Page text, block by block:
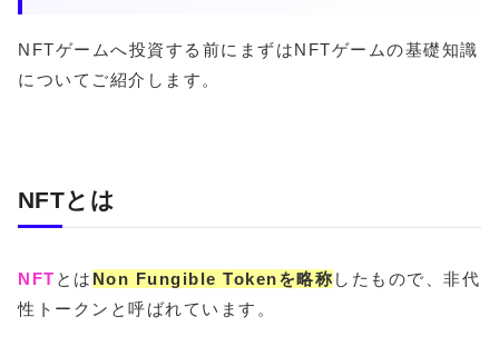
NFTゲームへ投資する前にまずはNFTゲームの基礎知識
についてご紹介します。
NFTとは
NFT とは Non Fungible Tokenを略称したもので、非代
性トークンと呼ばれています。